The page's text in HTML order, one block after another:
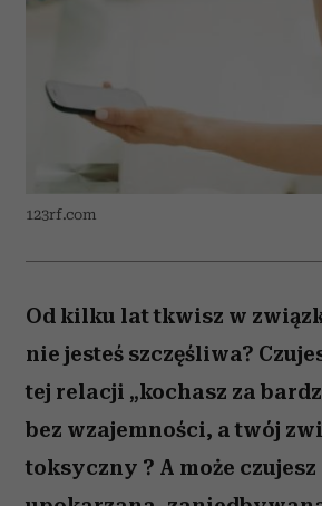
123rf.com
Od kilku lat tkwisz w
nie jesteś szczęśliwa?
tej relacji „kochasz za
bez wzajemności, a twój
toksyczny ? A może czujesz